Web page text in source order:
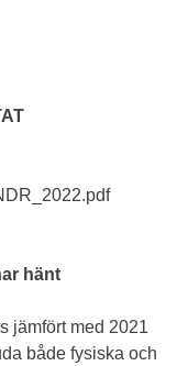
hänt
jämfört med 2021
både fysiska och